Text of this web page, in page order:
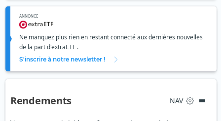
ANNONCE
Ne manquez plus rien en restant connecté aux dernières nouvelles
de la part d'extraETF .
S'inscrire à notre newsletter !
Rendements NAV